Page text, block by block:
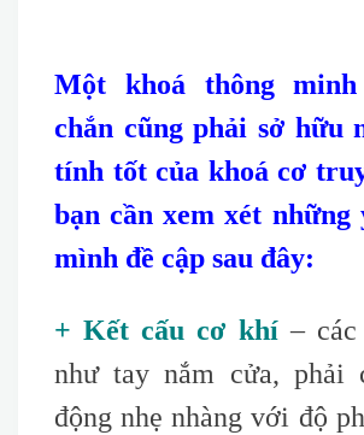
Một khoá thông
chắn cũng phải sở hữu
tính tốt của khoá cơ
bạn cần xem xét những
mình đề cập sau đây:
+ Kết cấu cơ khí– các
như tay nắm cửa, phải
động nhẹ nhàng với độ